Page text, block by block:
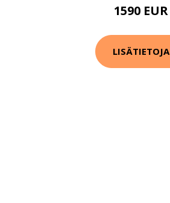
1590 EUR
LISÄTIETOJA